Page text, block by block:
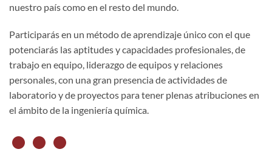
nuestro país como en el resto del mundo.
Participarás en un método de aprendizaje único con el que
potenciarás las aptitudes y capacidades profesionales, de
trabajo en equipo, liderazgo de equipos y relaciones
personales, con una gran presencia de actividades de
laboratorio y de proyectos para tener plenas atribuciones en
el ámbito de la ingeniería química.